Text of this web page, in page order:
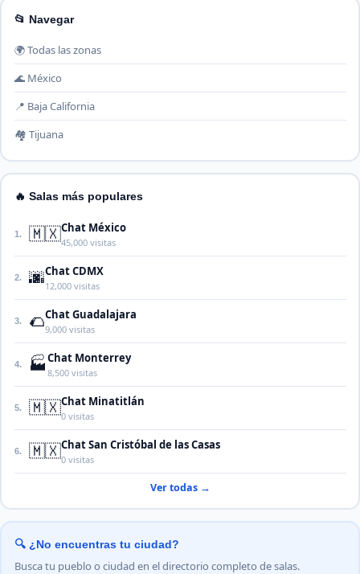
📂 Navegar
🌍 Todas las zonas
🌊 México
📍 Baja California
🏘️ Tijuana
🔥 Salas más populares
1. 🇲🇽Chat México
45,000 visitas
2. 🌆Chat CDMX
12,000 visitas
3. 🌮Chat Guadalajara
9,000 visitas
4. 🏭Chat Monterrey
8,500 visitas
5. 🇲🇽Chat Minatitlán
0 visitas
6. 🇲🇽Chat San Cristóbal de las Casas
0 visitas
Ver todas →
🔍 ¿No encuentras tu ciudad?
Busca tu pueblo o ciudad en el directorio completo de salas.